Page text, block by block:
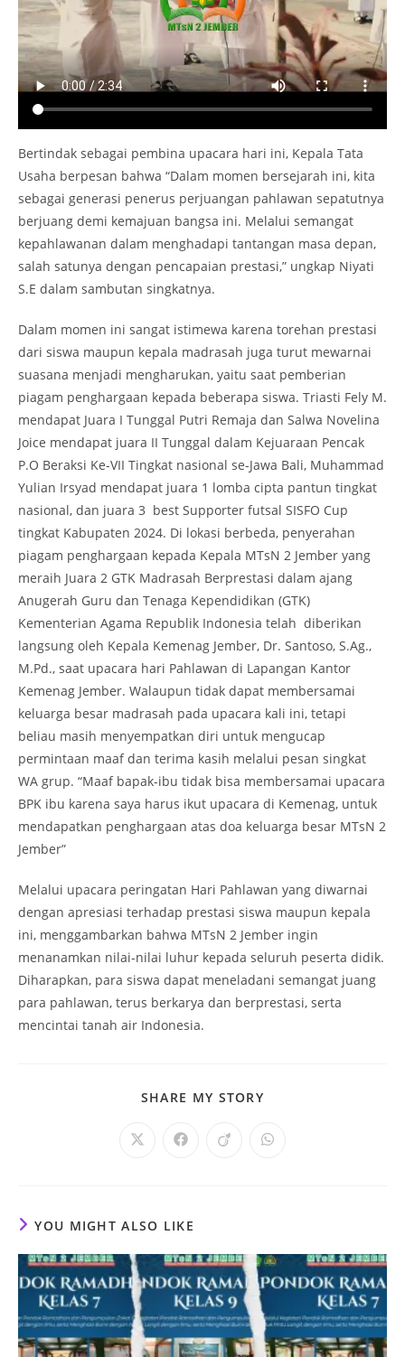
Bertindak sebagai pembina upacara hari ini, Kepala Tata
Usaha berpesan bahwa “Dalam momen bersejarah ini, kita
sebagai generasi penerus perjuangan pahlawan sepatutnya
berjuang demi kemajuan bangsa ini. Melalui semangat
kepahlawanan dalam menghadapi tantangan masa depan,
salah satunya dengan pencapaian prestasi,” ungkap Niyati
S.E dalam sambutan singkatnya.
Dalam momen ini sangat istimewa karena torehan prestasi
dari siswa maupun kepala madrasah juga turut mewarnai
suasana menjadi mengharukan, yaitu saat pemberian
piagam penghargaan kepada beberapa siswa. Triasti Fely M.
mendapat Juara I Tunggal Putri Remaja dan Salwa Novelina
Joice mendapat juara II Tunggal dalam Kejuaraan Pencak
P.O Beraksi Ke-VII Tingkat nasional se-Jawa Bali, Muhammad
Yulian Irsyad mendapat juara 1 lomba cipta pantun tingkat
nasional, dan juara 3 best Supporter futsal SISFO Cup
tingkat Kabupaten 2024. Di lokasi berbeda, penyerahan
piagam penghargaan kepada Kepala MTsN 2 Jember yang
meraih Juara 2 GTK Madrasah Berprestasi dalam ajang
Anugerah Guru dan Tenaga Kependidikan (GTK)
Kementerian Agama Republik Indonesia telah diberikan
langsung oleh Kepala Kemenag Jember, Dr. Santoso, S.Ag.,
M.Pd., saat upacara hari Pahlawan di Lapangan Kantor
Kemenag Jember. Walaupun tidak dapat membersamai
keluarga besar madrasah pada upacara kali ini, tetapi
beliau masih menyempatkan diri untuk mengucap
permintaan maaf dan terima kasih melalui pesan singkat
WA grup. “Maaf bapak-ibu tidak bisa membersamai upacara
BPK ibu karena saya harus ikut upacara di Kemenag, untuk
mendapatkan penghargaan atas doa keluarga besar MTsN 2
Jember”
Melalui upacara peringatan Hari Pahlawan yang diwarnai
dengan apresiasi terhadap prestasi siswa maupun kepala
ini, menggambarkan bahwa MTsN 2 Jember ingin
menanamkan nilai-nilai luhur kepada seluruh peserta didik.
Diharapkan, para siswa dapat meneladani semangat juang
para pahlawan, terus berkarya dan berprestasi, serta
mencintai tanah air Indonesia.
SHARE MY STORY
Opens Opens Opens Opens
YOU MIGHT ALSO LIKE